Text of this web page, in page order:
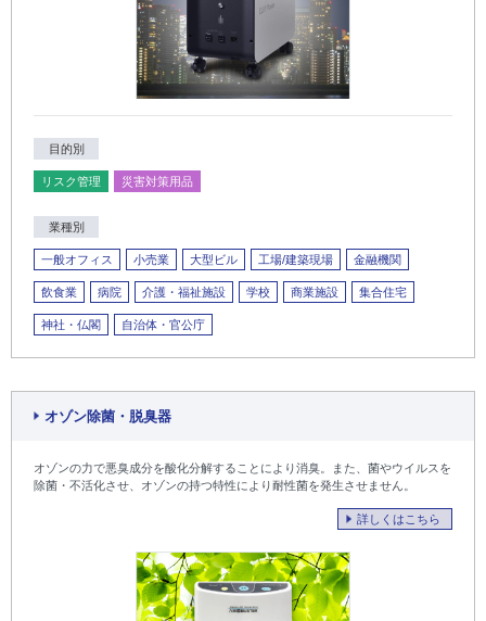
目的別
リスク管理 災害対策用品
業種別
一般オフィス 小売業 大型ビル 工場/建築現場 金融機関
飲食業 病院 介護・福祉施設 学校 商業施設 集合住宅
神社・仏閣 自治体・官公庁
オゾン除菌・脱臭器
オゾンの力で悪臭成分を酸化分解することにより消臭。また、菌やウイルスを
除菌・不活化させ、オゾンの持つ特性により耐性菌を発生させません。
詳しくはこちら